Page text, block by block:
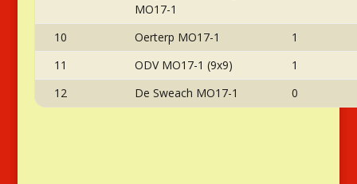
MO17-1
10 Oerterp MO17-1
1
11
ODV MO17-1 (9x9)
1
12
De Sweach MO17-1 0